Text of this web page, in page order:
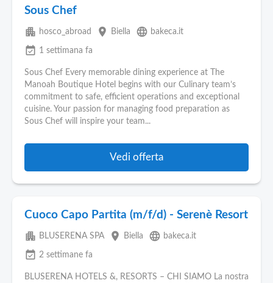
Sous Chef
apartment hosco_abroad place Biella language bakeca.it
event_available 1 settimana fa
Sous Chef Every memorable dining experience at The
Manoah Boutique Hotel begins with our Culinary team’s
commitment to safe, efficient operations and exceptional
cuisine. Your passion for managing food preparation as
Sous Chef will inspire your team...
Vedi offerta
Cuoco Capo Partita (m/f/d) - Serenè Resort
apartment BLUSERENA SPA place Biella language bakeca.it
event_available 2 settimane fa
BLUSERENA HOTELS &, RESORTS – CHI SIAMO La nostra